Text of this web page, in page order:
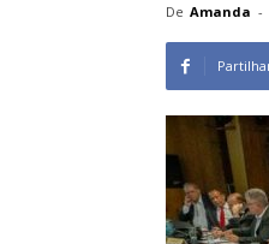
De Amanda -